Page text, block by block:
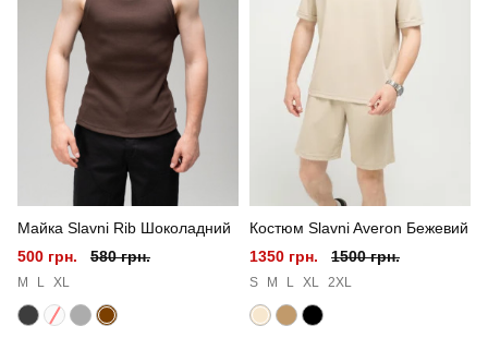
Призначення для повсякденного носіння
Стать чоловічий
Стиль
Колір піксель
Матеріал
Майка Slavni Rib Шоколадний
500 грн.
580 грн.
M L XL
Костюм Slavni Averon Бежевий
1350 грн.
1500 грн.
S M L XL 2XL